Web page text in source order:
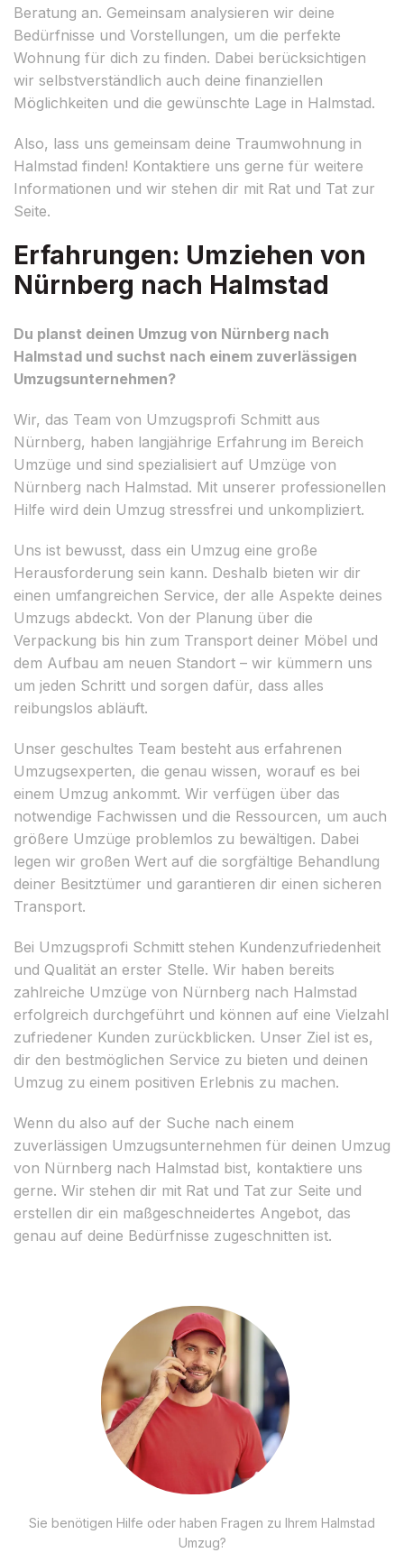
Beratung an. Gemeinsam analysieren wir deine
Bedürfnisse und Vorstellungen, um die perfekte
Wohnung für dich zu finden. Dabei berücksichtigen
wir selbstverständlich auch deine finanziellen
Möglichkeiten und die gewünschte Lage in Halmstad.
Also, lass uns gemeinsam deine Traumwohnung in
Halmstad finden! Kontaktiere uns gerne für weitere
Informationen und wir stehen dir mit Rat und Tat zur
Seite.
Erfahrungen: Umziehen von
Nürnberg nach Halmstad
Du planst deinen Umzug von Nürnberg nach
Halmstad und suchst nach einem zuverlässigen
Umzugsunternehmen?
Wir, das Team von Umzugsprofi Schmitt aus
Nürnberg, haben langjährige Erfahrung im Bereich
Umzüge und sind spezialisiert auf Umzüge von
Nürnberg nach Halmstad. Mit unserer professionellen
Hilfe wird dein Umzug stressfrei und unkompliziert.
Uns ist bewusst, dass ein Umzug eine große
Herausforderung sein kann. Deshalb bieten wir dir
einen umfangreichen Service, der alle Aspekte deines
Umzugs abdeckt. Von der Planung über die
Verpackung bis hin zum Transport deiner Möbel und
dem Aufbau am neuen Standort – wir kümmern uns
um jeden Schritt und sorgen dafür, dass alles
reibungslos abläuft.
Unser geschultes Team besteht aus erfahrenen
Umzugsexperten, die genau wissen, worauf es bei
einem Umzug ankommt. Wir verfügen über das
notwendige Fachwissen und die Ressourcen, um auch
größere Umzüge problemlos zu bewältigen. Dabei
legen wir großen Wert auf die sorgfältige Behandlung
deiner Besitztümer und garantieren dir einen sicheren
Transport.
Bei Umzugsprofi Schmitt stehen Kundenzufriedenheit
und Qualität an erster Stelle. Wir haben bereits
zahlreiche Umzüge von Nürnberg nach Halmstad
erfolgreich durchgeführt und können auf eine Vielzahl
zufriedener Kunden zurückblicken. Unser Ziel ist es,
dir den bestmöglichen Service zu bieten und deinen
Umzug zu einem positiven Erlebnis zu machen.
Wenn du also auf der Suche nach einem
zuverlässigen Umzugsunternehmen für deinen Umzug
von Nürnberg nach Halmstad bist, kontaktiere uns
gerne. Wir stehen dir mit Rat und Tat zur Seite und
erstellen dir ein maßgeschneidertes Angebot, das
genau auf deine Bedürfnisse zugeschnitten ist.
Sie benötigen Hilfe oder haben Fragen zu Ihrem Halmstad
Umzug?